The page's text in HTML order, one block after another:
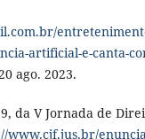
artificial-e-canta-
ago. 2023.
da V Jornada de
www.cjf.jus.br/